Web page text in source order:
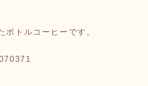
トルコーヒーです。